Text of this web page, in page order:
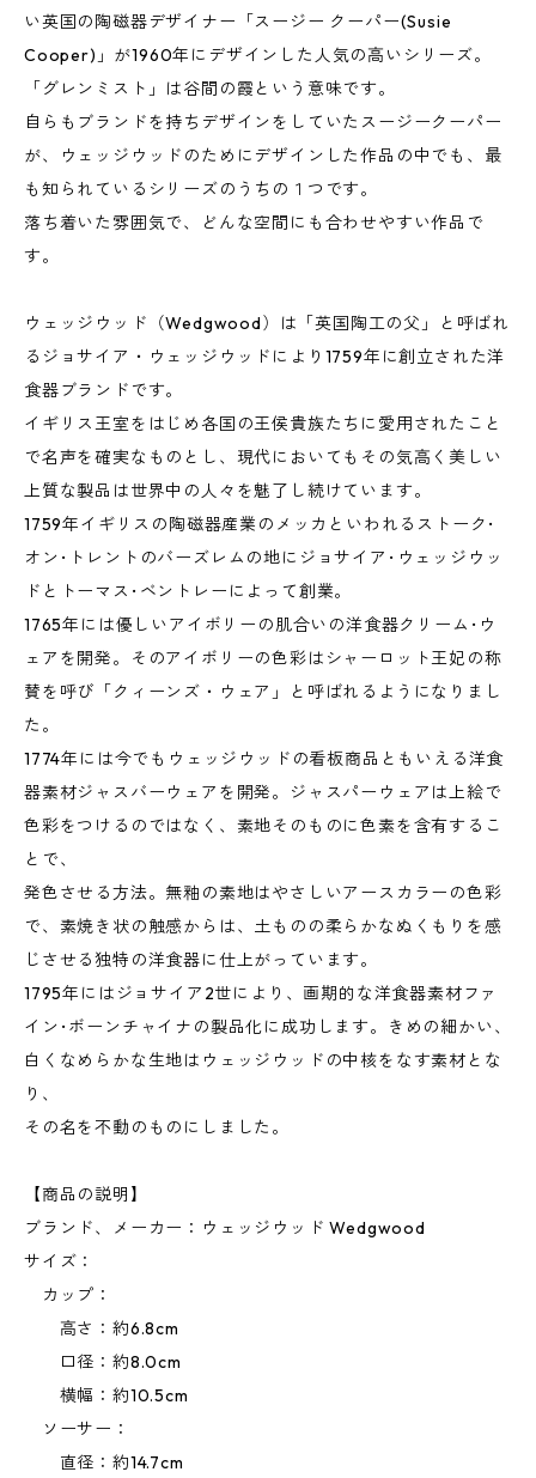
い英国の陶磁器デザイナー「スージー クーパー(Susie
Cooper)」が1960年にデザインした人気の高いシリーズ。
「グレンミスト」は谷間の霞という意味です。
自らもブランドを持ちデザインをしていたスージークーパー
が、ウェッジウッドのためにデザインした作品の中でも、最
も知られているシリーズのうちの１つです。
落ち着いた雰囲気で、どんな空間にも合わせやすい作品で
す。
ウェッジウッド（Wedgwood）は「英国陶工の父」と呼ばれ
るジョサイア・ウェッジウッドにより1759年に創立された洋
食器ブランドです。
イギリス王室をはじめ各国の王侯貴族たちに愛用されたこと
で名声を確実なものとし、現代においてもその気高く美しい
上質な製品は世界中の人々を魅了し続けています。
1759年イギリスの陶磁器産業のメッカといわれるストーク･
オン･トレントのバーズレムの地にジョサイア･ウェッジウッ
ドとトーマス･ベントレーによって創業。
1765年には優しいアイボリーの肌合いの洋食器クリーム･ウ
ェアを開発。そのアイボリーの色彩はシャーロット王妃の称
賛を呼び「クィーンズ・ウェア」と呼ばれるようになりまし
た。
1774年には今でもウェッジウッドの看板商品ともいえる洋食
器素材ジャスバーウェアを開発。ジャスパーウェアは上絵で
色彩をつけるのではなく、素地そのものに色素を含有するこ
とで、
発色させる方法。無釉の素地はやさしいアースカラーの色彩
で、素焼き状の触感からは、土ものの柔らかなぬくもりを感
じさせる独特の洋食器に仕上がっています。
1795年にはジョサイア2世により、画期的な洋食器素材ファ
イン･ボーンチャイナの製品化に成功します。きめの細かい、
白くなめらかな生地はウェッジウッドの中核をなす素材とな
り、
その名を不動のものにしました。
【商品の説明】
ブランド、メーカー：ウェッジウッド Wedgwood
サイズ：
カップ：
高さ：約6.8cm
口径：約8.0cm
横幅：約10.5cm
ソーサー：
直径：約14.7cm